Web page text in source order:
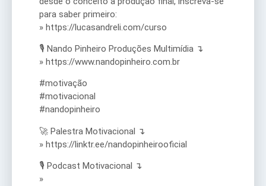
para saber primeiro:
» https://lucasandreli.com/curso
🎙️ Nando Pinheiro Produções Multimídia ↴
» https://www.nandopinheiro.com.br
#motivação
#motivacional
#nandopinheiro
🚀 Palestra Motivacional ↴
» https://linktr.ee/nandopinheirooficial
🎙️ Podcast Motivacional ↴
»